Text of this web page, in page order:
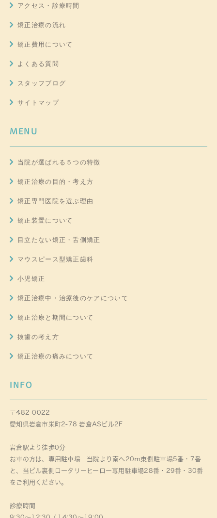
アクセス・診療時間
矯正治療の流れ
矯正費用について
よくある質問
スタッフブログ
サイトマップ
MENU
当院が選ばれる５つの特徴
矯正治療の目的・考え方
矯正専門医院を選ぶ理由
矯正装置について
目立たない矯正・舌側矯正
マウスピース型矯正歯科
小児矯正
矯正治療中・治療後のケアについて
矯正治療と期間について
抜歯の考え方
矯正治療の痛みについて
INFO
〒482-0022
愛知県岩倉市栄町2-78 岩倉ASビル2F
岩倉駅より徒歩0分
お車の方は、専用駐車場 当院より南へ20ｍ東側駐車場5番・7番
と、当ビル裏側ロータリーヒーロー専用駐車場28番・29番・30番
をご利用ください。
診療時間